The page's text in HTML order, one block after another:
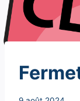
NON
CLASSÉ